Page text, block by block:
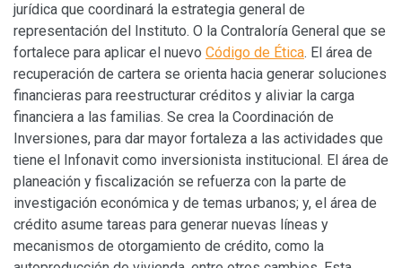
jurídica que coordinará la estrategia general de
representación del Instituto. O la Contraloría General que se
fortalece para aplicar el nuevo Código de Ética. El área de
recuperación de cartera se orienta hacia generar soluciones
financieras para reestructurar créditos y aliviar la carga
financiera a las familias. Se crea la Coordinación de
Inversiones, para dar mayor fortaleza a las actividades que
tiene el Infonavit como inversionista institucional. El área de
planeación y fiscalización se refuerza con la parte de
investigación económica y de temas urbanos; y, el área de
crédito asume tareas para generar nuevas líneas y
mecanismos de otorgamiento de crédito, como la